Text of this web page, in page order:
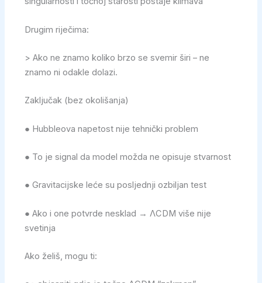
Drugim riječima:
> Ako ne znamo koliko brzo se svemir širi – ne
znamo ni odakle dolazi.
Zaključak (bez okolišanja)
● Hubbleova napetost nije tehnički problem
● To je signal da model možda ne opisuje stvarnost
● Gravitacijske leće su posljednji ozbiljan test
● Ako i one potvrde nesklad → ΛCDM više nije
svetinja
Ako želiš, mogu ti: